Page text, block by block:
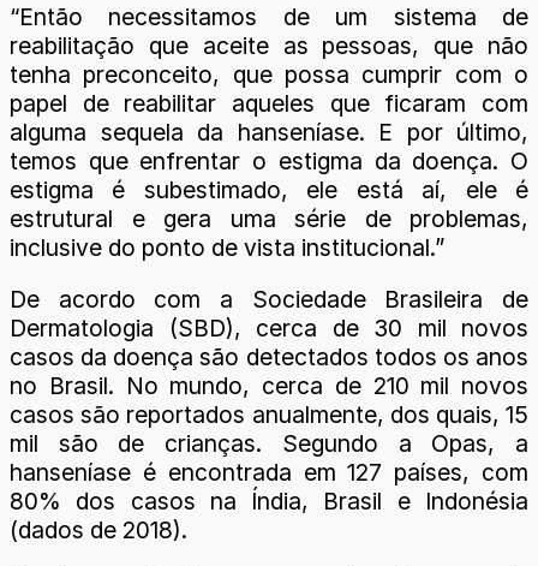
“Então necessitamos de um sistema de
reabilitação que aceite as pessoas, que não
tenha preconceito, que possa cumprir com o
papel de reabilitar aqueles que ficaram com
alguma sequela da hanseníase. E por último,
temos que enfrentar o estigma da doença. O
estigma é subestimado, ele está aí, ele é
estrutural e gera uma série de problemas,
inclusive do ponto de vista institucional.”
De acordo com a Sociedade Brasileira de
Dermatologia (SBD), cerca de 30 mil novos
casos da doença são detectados todos os anos
no Brasil. No mundo, cerca de 210 mil novos
casos são reportados anualmente, dos quais, 15
mil são de crianças. Segundo a Opas, a
hanseníase é encontrada em 127 países, com
80% dos casos na Índia, Brasil e Indonésia
(dados de 2018).